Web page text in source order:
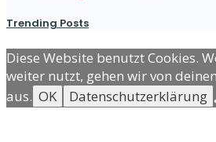
Trending Posts
Diese Website benutzt Cookies.
weiter nutzt, gehen wir von
aus. OK Datenschutzerklärung